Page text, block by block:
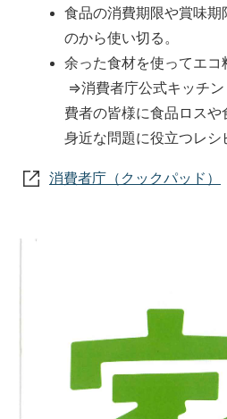
食品の消費期限や賞味期
のから使い切る。
余った食材を使ってエコ
⇒消費者庁公式キッチ
費者の皆様に食品ロス
身近な問題に役立つレシ
消費者庁（クックパッド）